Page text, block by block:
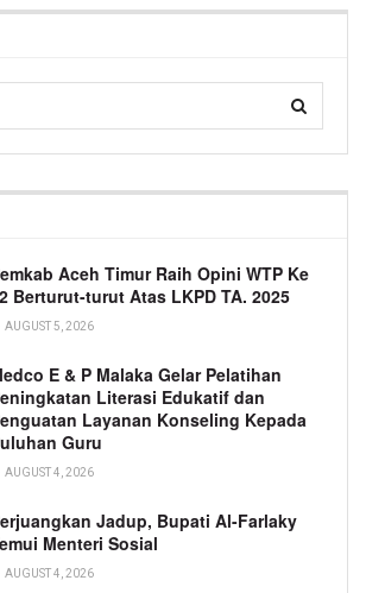
Aceh Timur Raih Opini WTP Ke
Berturut-turut Atas LKPD TA. 2025
AUGUST 5, 2026
E & P Malaka Gelar Pelatihan
Literasi Edukatif dan
Layanan Konseling Kepada
Guru
AUGUST 4, 2026
Jadup, Bupati Al-Farlaky
Menteri Sosial
AUGUST 4, 2026